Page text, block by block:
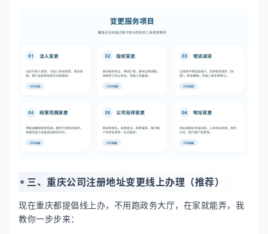
三、重庆公司注册地址变更线上办理（推荐）
现在重庆都提倡线上办，不用跑政务大厅，在家就能弄，我
教你一步步来：